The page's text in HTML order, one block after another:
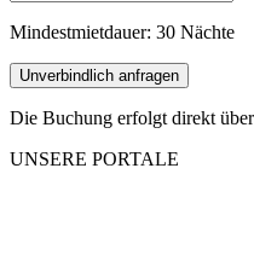
Mindestmietdauer: 30 Nächte
Unverbindlich anfragen
Die Buchung erfolgt direkt
UNSERE PORTALE